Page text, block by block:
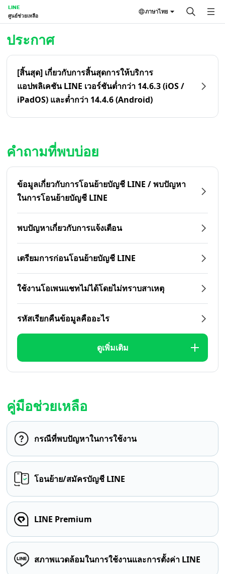
LINE
ศูนย์ช่วยเหลือ
ภาษาไทย
ประกาศ
[สิ้นสุด] เกี่ยวกับการสิ้นสุดการให้บริการ
แอปพลิเคชัน LINE เวอร์ชันต่ำกว่า 14.6.3 (iOS /
iPadOS) และต่ำกว่า 14.4.6 (Android)
คำถามที่พบบ่อย
ข้อมูลเกี่ยวกับการโอนย้ายบัญชี LINE / พบปัญหา
ในการโอนย้ายบัญชี LINE
พบปัญหาเกี่ยวกับการแจ้งเตือน
เตรียมการก่อนโอนย้ายบัญชี LINE
ใช้งานโอเพนแชทไม่ได้โดยไม่ทราบสาเหตุ
รหัสเรียกคืนข้อมูลคืออะไร
ดูเพิ่มเติม
คู่มือช่วยเหลือ
กรณีที่พบปัญหาในการใช้งาน
โอนย้าย/สมัครบัญชี LINE
LINE Premium
สภาพแวดล้อมในการใช้งานและการตั้งค่า LINE